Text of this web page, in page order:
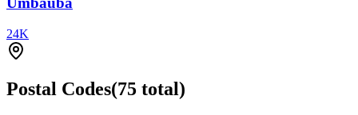
24K
Postal Codes(75 total)